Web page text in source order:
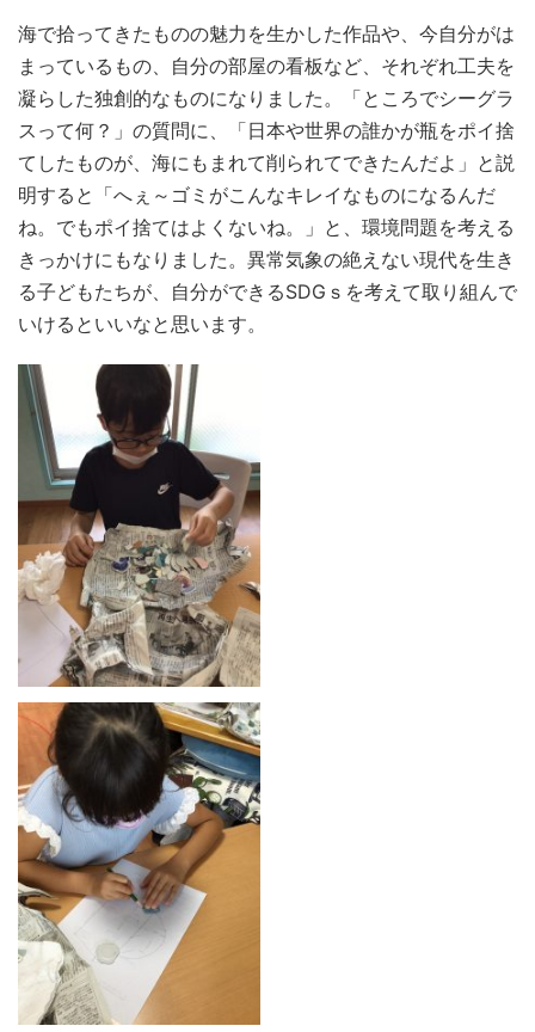
海で拾ってきたものの魅力を生かした作品や、今自分がは
まっているもの、自分の部屋の看板など、それぞれ工夫を
凝らした独創的なものになりました。「ところでシーグラ
スって何？」の質問に、「日本や世界の誰かが瓶をポイ捨
てしたものが、海にもまれて削られてできたんだよ」と説
明すると「へぇ～ゴミがこんなキレイなものになるんだ
ね。でもポイ捨てはよくないね。」と、環境問題を考える
きっかけにもなりました。異常気象の絶えない現代を生き
る子どもたちが、自分ができるSDGｓを考えて取り組んで
いけるといいなと思います。